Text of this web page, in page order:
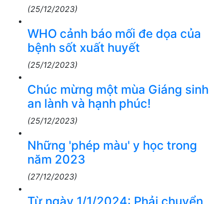
(25/12/2023)
WHO cảnh báo mối đe dọa của
bệnh sốt xuất huyết
(25/12/2023)
Chúc mừng một mùa Giáng sinh
an lành và hạnh phúc!
(25/12/2023)
Những 'phép màu' y học trong
năm 2023
(27/12/2023)